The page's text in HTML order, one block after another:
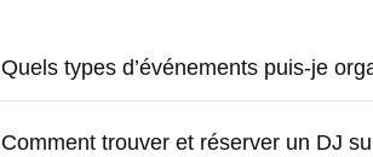
Quels types d’événements puis-je
Comment trouver et réserver un DJ